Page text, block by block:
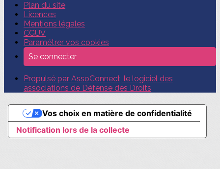
Plan du site
Licences
Mentions légales
CGUV
Paramétrer vos cookies
Se connecter
Propulsé par AssoConnect, le logiciel des
associations de Défense des Droits
Notification lors de la collecte
Vos choix en matière de confidentialité